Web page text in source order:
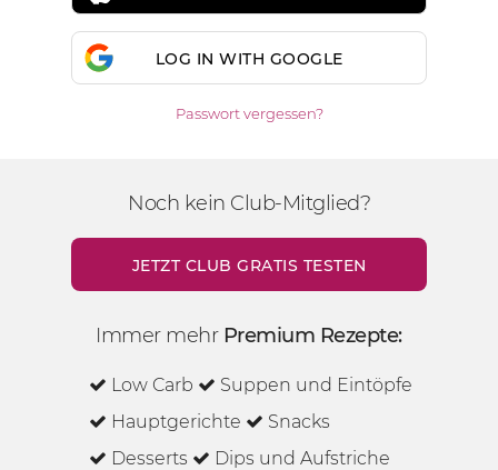
LOG IN WITH GOOGLE
Passwort vergessen?
Noch kein Club-Mitglied?
JETZT CLUB GRATIS TESTEN
Immer mehr Premium Rezepte:
Low Carb
Suppen und Eintöpfe
Hauptgerichte
Snacks
Desserts
Dips und Aufstriche